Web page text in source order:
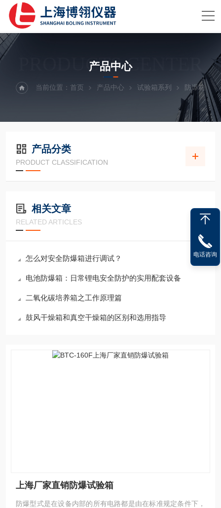
PRODUCTS CENTER
产品中心
当前位置： 首页 产品中心 试验箱系列 防爆箱
产品分类
PRODUCT CLASSIFICATION
相关文章
RELATED ARTICLES
怎么对安全防爆箱进行调试？
电池防爆箱：日常锂电安全防护的实用配套设备
二氧化碳培养箱之工作原理篇
鼓风干燥箱和真空干燥箱的区别和选用指导
上海厂家直销防爆试验箱
防爆型式是在设备内部的所有电路都是由在标准规定条件下，
电话咨询